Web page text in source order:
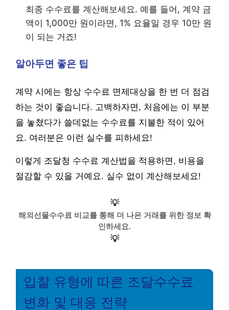
최종 수수료를 계산해보세요. 예를 들어, 계약 금
액이 1,000만 원이라면, 1% 요율일 경우 10만 원
이 되는 거죠!
알아두면 좋은 팁
계약 시에는 항상 수수료 면제대상을 한 번 더 점검
하는 것이 좋습니다. 고백하자면, 처음에는 이 부분
을 놓쳤다가 쓸데없는 수수료를 지불한 적이 있어
요. 여러분은 이런 실수를 피하세요!
이렇게 조달청 수수료 계산법을 적용하면, 비용을
절감할 수 있을 거예요. 실수 없이 계산해보세요!
💡
해외선물수수료 비교를 통해 더 나은 거래를 위한 정보 확
인하세요.
💡
입찰 유형에 따른 조달수수료
변화 및 대응 전략